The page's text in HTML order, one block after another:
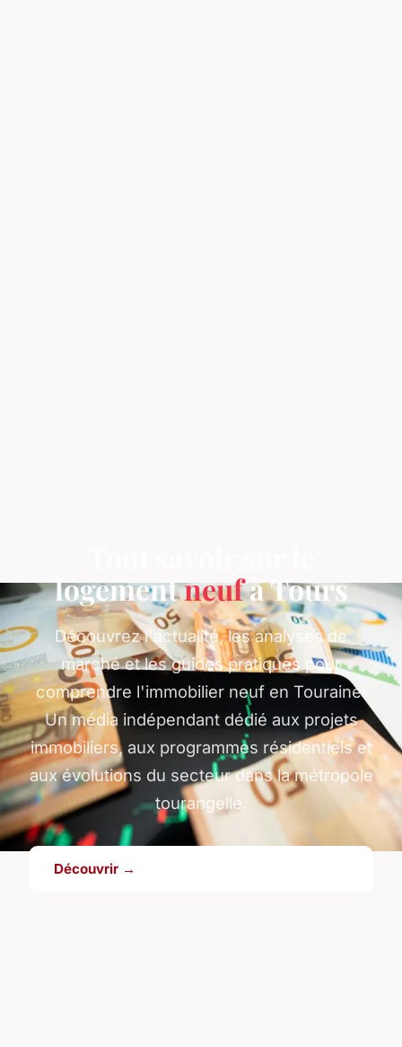
logementneufà Tours
Découvrez l'actualité, les analyses de
marché et les guides pratiques pour
comprendre l'immobilier neuf en Touraine.
Un média indépendant dédié aux projets
immobiliers, aux programmes résidentiels et
aux évolutions du secteur dans la métropole
tourangelle.
Découvrir →